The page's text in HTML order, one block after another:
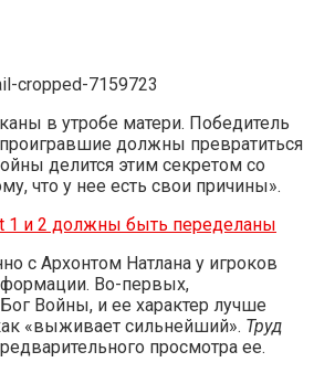
в утробе матери. Победитель
проигравшие должны превратиться
делится этим секретом со
что у нее есть свои причины».
1 и 2 должны быть переделаны
с Архонтом Натлана у игроков
Во-первых,
Войны, и ее характер лучше
«выживает сильнейший». Труд
просмотра ее.